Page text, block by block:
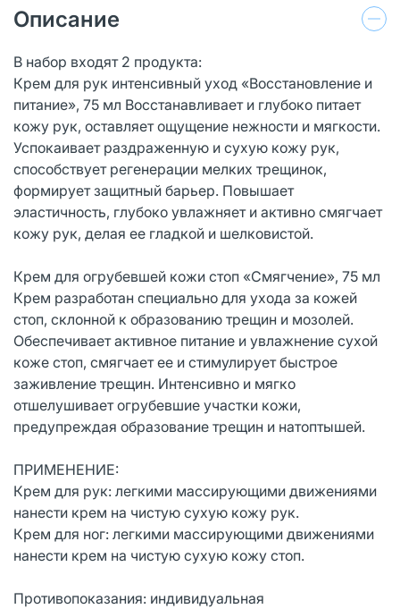
Описание
В набор входят 2 продукта:
Крем для рук интенсивный уход «Восстановление и
питание», 75 мл Восстанавливает и глубоко питает
кожу рук, оставляет ощущение нежности и мягкости.
Успокаивает раздраженную и сухую кожу рук,
способствует регенерации мелких трещинок,
формирует защитный барьер. Повышает
эластичность, глубоко увлажняет и активно смягчает
кожу рук, делая ее гладкой и шелковистой.
Крем для огрубевшей кожи стоп «Смягчение», 75 мл
Крем разработан специально для ухода за кожей
стоп, склонной к образованию трещин и мозолей.
Обеспечивает активное питание и увлажнение сухой
коже стоп, смягчает ее и стимулирует быстрое
заживление трещин. Интенсивно и мягко
отшелушивает огрубевшие участки кожи,
предупреждая образование трещин и натоптышей.
ПРИМЕНЕНИЕ:
Крем для рук: легкими массирующими движениями
нанести крем на чистую сухую кожу рук.
Крем для ног: легкими массирующими движениями
нанести крем на чистую сухую кожу стоп.
Противопоказания: индивидуальная